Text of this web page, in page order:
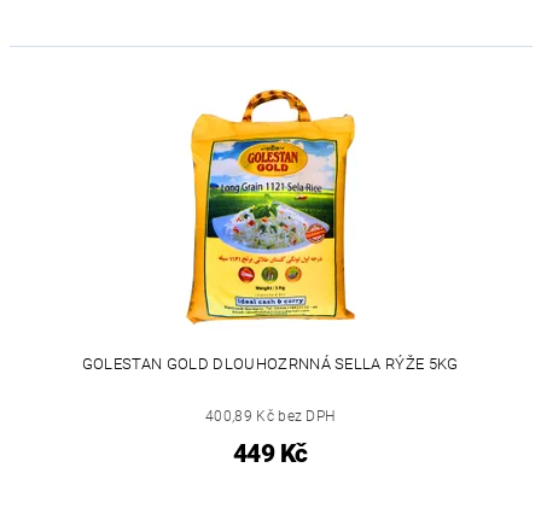
GOLESTAN GOLD DLOUHOZRNNÁ SELLA RÝŽE 5KG
400,89 Kč bez DPH
449 Kč